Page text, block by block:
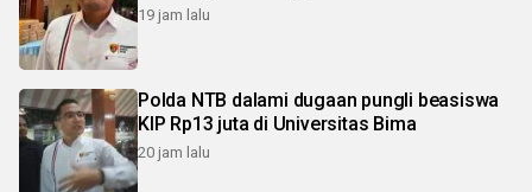
19 jam lalu
Polda NTB dalami dugaan pungli beasiswa
KIP Rp13 juta di Universitas Bima
20 jam lalu